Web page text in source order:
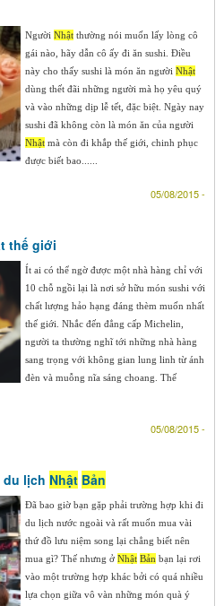
Người Nhật thường nói muốn lấy lòng cô
gái nào, hãy dẫn cô ấy đi ăn sushi. Điều
này cho thấy sushi là món ăn người Nhật
dùng thết đãi những người mà họ yêu quý
và vào những dịp lễ tết, đặc biệt. Ngày nay
sushi đã không còn là món ăn của người
Nhật mà còn đi khắp thế giới, chinh phục
được biết bao......
05/08/2015 -
thế giới
Ít ai có thể ngờ được một nhà hàng chỉ với
10 chỗ ngồi lại là nơi sở hữu món sushi với
chất lượng hảo hạng đáng thèm muốn nhất
thế giới. Nhắc đến đẳng cấp Michelin,
người ta thường nghĩ tới những nhà hàng
sang trọng với không gian lung linh từ ánh
đèn và muỗng nĩa sáng choang. Thế
05/08/2015 -
du lịch Nhật Bản
Đã bao giờ bạn gặp phải trường hợp khi đi
du lịch nước ngoài và rất muốn mua vài
thứ đồ lưu niệm song lại chẳng biết nên
mua gì? Thế nhưng ở Nhật Bản bạn lại rơi
vào một trường hợp khác bởi có quá nhiều
lựa chọn giữa vô vàn những món quà ý